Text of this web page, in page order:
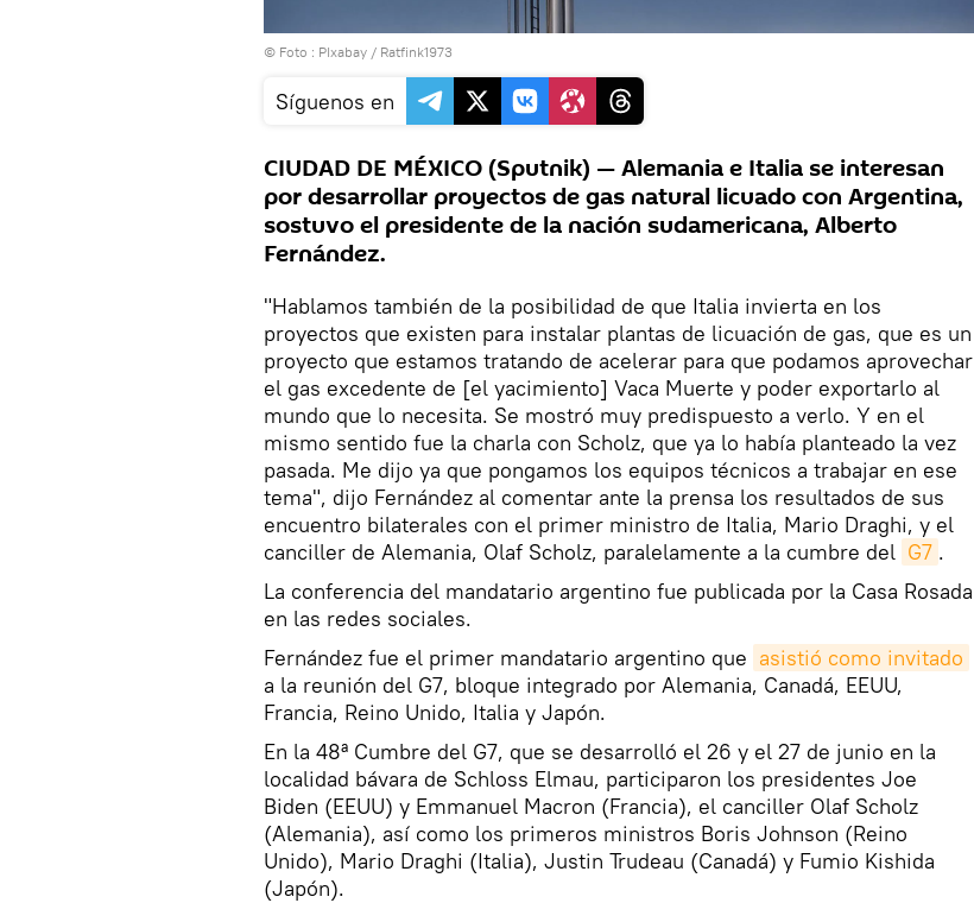
© Foto : PIxabay / Ratfink1973
Síguenos en
CIUDAD DE MÉXICO (Sputnik) — Alemania e Italia se interesan
por desarrollar proyectos de gas natural licuado con Argentina,
sostuvo el presidente de la nación sudamericana, Alberto
Fernández.
"Hablamos también de la posibilidad de que Italia invierta en los
proyectos que existen para instalar plantas de licuación de gas, que es un
proyecto que estamos tratando de acelerar para que podamos aprovechar
el gas excedente de [el yacimiento] Vaca Muerte y poder exportarlo al
mundo que lo necesita. Se mostró muy predispuesto a verlo. Y en el
mismo sentido fue la charla con Scholz, que ya lo había planteado la vez
pasada. Me dijo ya que pongamos los equipos técnicos a trabajar en ese
tema", dijo Fernández al comentar ante la prensa los resultados de sus
encuentro bilaterales con el primer ministro de Italia, Mario Draghi, y el
canciller de Alemania, Olaf Scholz, paralelamente a la cumbre del G7 .
La conferencia del mandatario argentino fue publicada por la Casa Rosada
en las redes sociales.
Fernández fue el primer mandatario argentino que asistió como invitado
a la reunión del G7, bloque integrado por Alemania, Canadá, EEUU,
Francia, Reino Unido, Italia y Japón.
En la 48ª Cumbre del G7, que se desarrolló el 26 y el 27 de junio en la
localidad bávara de Schloss Elmau, participaron los presidentes Joe
Biden (EEUU) y Emmanuel Macron (Francia), el canciller Olaf Scholz
(Alemania), así como los primeros ministros Boris Johnson (Reino
Unido), Mario Draghi (Italia), Justin Trudeau (Canadá) y Fumio Kishida
(Japón).